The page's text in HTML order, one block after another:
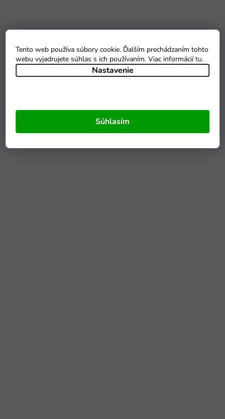
Tento web používa súbory cookie. Ďalším prechádzaním tohto
webu vyjadrujete súhlas s ich používaním. Viac informáciítu.
Nastavenie
Súhlasím